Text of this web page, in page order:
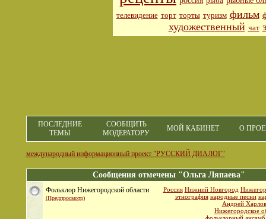
телевидение торт торты туризм фильм
художественный чат
ПОСЛЕДНИЕ
ТЕМЫ
СООБЩИТЬ
МОДЕРАТОРУ
МОЙ КАБИНЕТ О
международный информационный проект "РУССКИЙ ДИАЛОГ"
Сообщения отмечены "Ольга Ляпаева"
Россия Нижний Новгород
этнография народные песни
Андрей Харлов
Нижегородское
Фольклор Нижегородской области
(Предпросмотр)